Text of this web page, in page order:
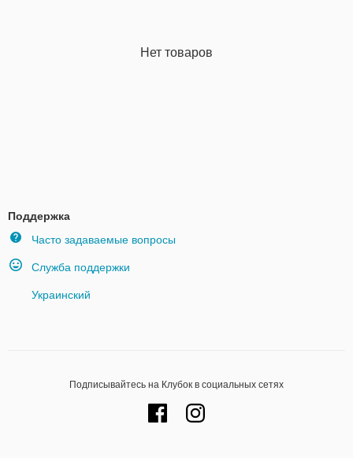
Нет товаров
Поддержка
Часто задаваемые вопросы
Служба поддержки
Украинский
Подписывайтесь на Клубок в социальных сетях